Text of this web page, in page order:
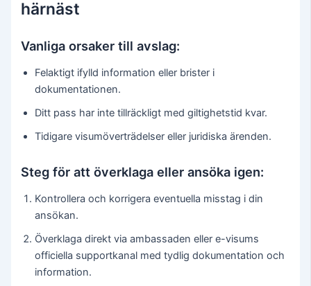
härnäst
Vanliga orsaker till avslag:
Felaktigt ifylld information eller brister i
dokumentationen.
Ditt pass har inte tillräckligt med giltighetstid kvar.
Tidigare visumöverträdelser eller juridiska ärenden.
Steg för att överklaga eller ansöka igen:
Kontrollera och korrigera eventuella misstag i din
ansökan.
Överklaga direkt via ambassaden eller e-visums
officiella supportkanal med tydlig dokumentation och
information.